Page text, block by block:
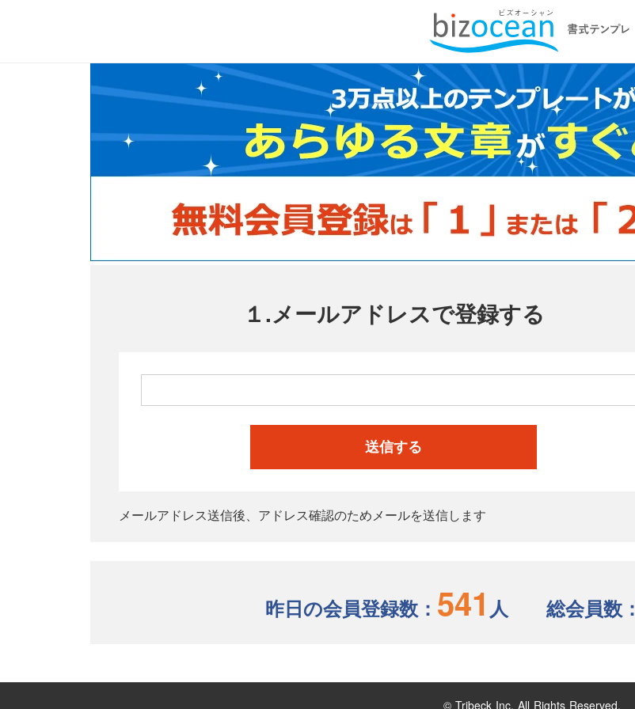
１.メールアドレスで登録する
送信する
メールアドレス送信後、アドレス確認のためメールを送信します
昨日の会員登録数： 541 人 総会員数：
© Tribeck Inc. All Rights Reserved.